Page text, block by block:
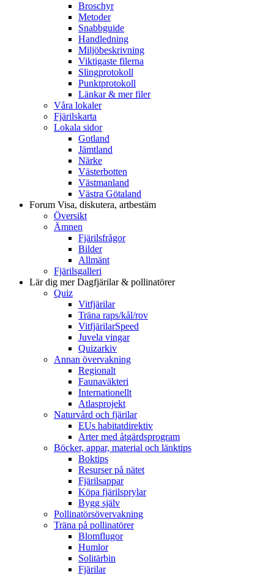
Broschyr
Metoder
Snabbguide
Handledning
Miljöbeskrivning
Viktigaste filerna
Slingprotokoll
Punktprotokoll
Länkar & mer filer
Våra lokaler
Fjärilskarta
Lokala sidor
Gotland
Jämtland
Närke
Västerbotten
Västmanland
Västra Götaland
Forum Visa, diskutera, artbestäm
Översikt
Ämnen
Fjärilsfrågor
Bilder
Allmänt
Fjärilsgalleri
Lär dig merDagfjärilar & pollinatörer
Quiz
Vitfjärilar
Träna raps/kål/rov
VitfjärilarSpeed
Juvela vingar
Quizarkiv
Annan övervakning
Regionalt
Faunaväkteri
Internationellt
Atlasprojekt
Naturvård och fjärilar
EUs habitatdirektiv
Arter med åtgärdsprogram
Böcker, appar, material och länktips
Boktips
Resurser på nätet
Fjärilsappar
Köpa fjärilsprylar
Bygg själv
Pollinatörsövervakning
Träna på pollinatörer
Blomflugor
Humlor
Solitärbin
Fjärilar